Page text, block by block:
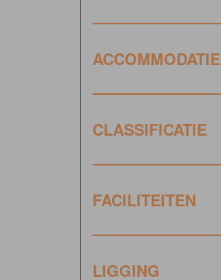
ACCOMMODATIE
CLASSIFICATIE
FACILITEITEN
LIGGING